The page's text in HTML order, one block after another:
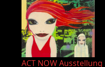
ACT NOW